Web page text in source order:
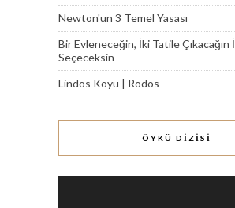
Newton'un 3 Temel Yasası
Bir Evleneceğin, İki Tatile Çıkacağın
Seçeceksin
Lindos Köyü | Rodos
ÖYKÜ DİZİSİ